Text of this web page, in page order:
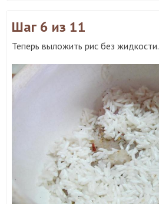
Шаг 6 из 11
Теперь выложить рис без жидкости.